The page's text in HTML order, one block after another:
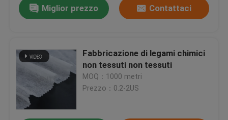
Miglior prezzo Contattaci
Fabbricazione di legami chimici
non tessuti non tessuti
MOQ：1000 metri
Prezzo：0.2-2US